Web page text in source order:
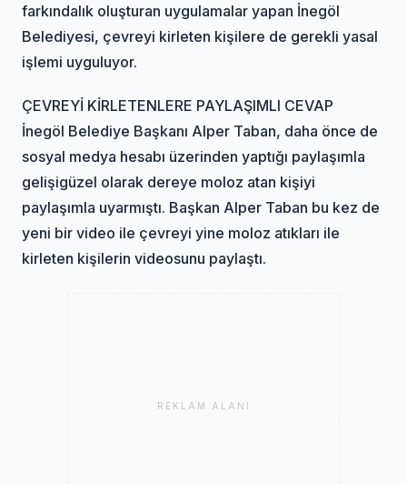
farkındalık oluşturan uygulamalar yapan İnegöl
Belediyesi, çevreyi kirleten kişilere de gerekli yasal
işlemi uyguluyor.
ÇEVREYİ KİRLETENLERE PAYLAŞIMLI CEVAP
İnegöl Belediye Başkanı Alper Taban, daha önce de
sosyal medya hesabı üzerinden yaptığı paylaşımla
gelişigüzel olarak dereye moloz atan kişiyi
paylaşımla uyarmıştı. Başkan Alper Taban bu kez de
yeni bir video ile çevreyi yine moloz atıkları ile
kirleten kişilerin videosunu paylaştı.
REKLAM ALANI